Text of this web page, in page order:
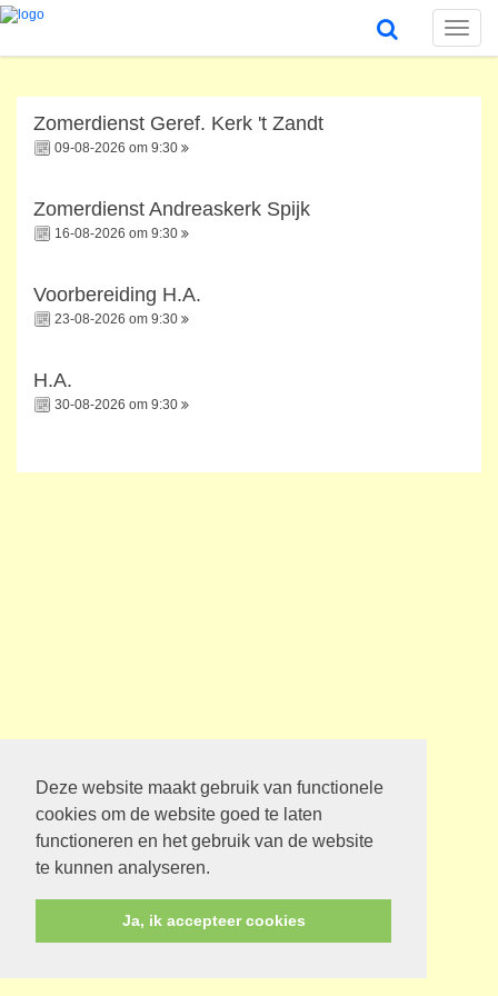
Deze website maakt gebruik van functionele
cookies om de website goed te laten
functioneren en het gebruik van de website
te kunnen analyseren.
Ja, ik accepteer cookies
Toggle
Zomerdienst Geref. Kerk 't Zandt
09-08-2026 om 9:30
Zomerdienst Andreaskerk Spijk
16-08-2026 om 9:30
Voorbereiding H.A.
23-08-2026 om 9:30
H.A.
30-08-2026 om 9:30